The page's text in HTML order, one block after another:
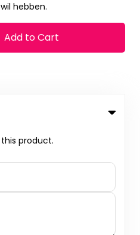
hebben.
Add to Cart
product.